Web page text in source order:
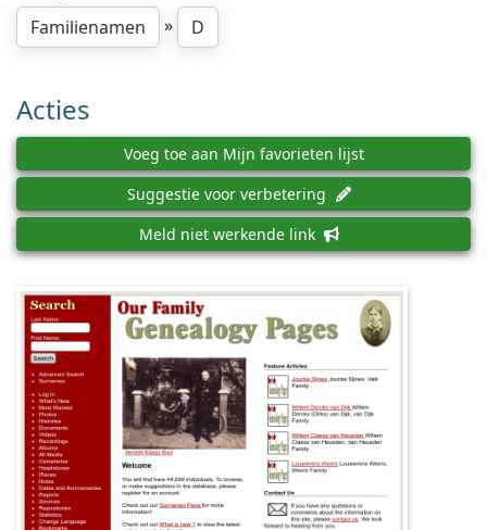
Familienamen
» D
Acties
Voeg toe aan Mijn favorieten lijst
Suggestie voor verbetering
Meld niet werkende link